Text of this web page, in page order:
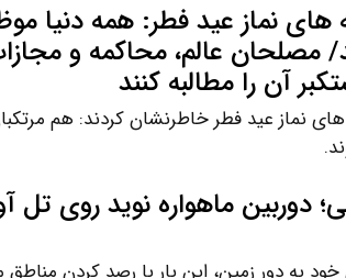
های نماز عید فطر: همه دنیا
عالم، محاکمه و
آن را مطالبه کنند
نماز عید فطر خاطرنشان کردند: هم
دوربین ماهواره نوید روی تل
خود به دور زمین، این بار با رصد کردن